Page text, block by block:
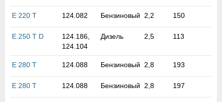
E 220 T 124.082 Бензиновый 2,2 150
E 250 T D
124.186,
124.104
Дизель 2,5 113
E 280 T 124.088 Бензиновый 2,8 193
E 280 T 124.088 Бензиновый 2,8 197